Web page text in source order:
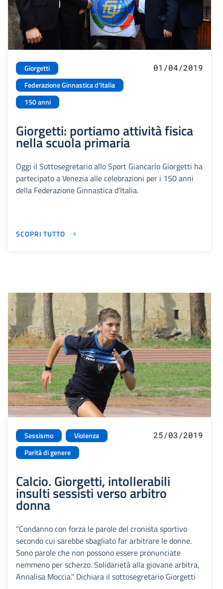
Giorgetti
Federazione Ginnastica d'Italia
150 anni
01/04/2019
Giorgetti: portiamo attività fisica
nella scuola primaria
Oggi il Sottosegretario allo Sport Giancarlo Giorgetti ha
partecipato a Venezia alle celebrazioni per i 150 anni
della Federazione Ginnastica d'Italia.
SCOPRI TUTTO
Sessismo
Violenza
Parità di genere
25/03/2019
Calcio. Giorgetti, intollerabili
insulti sessisti verso arbitro
donna
“Condanno con forza le parole del cronista sportivo
secondo cui sarebbe sbagliato far arbitrare le donne.
Sono parole che non possono essere pronunciate
nemmeno per scherzo. Solidarietà alla giovane arbitra,
Annalisa Moccia." Dichiara il sottosegretario Giorgetti